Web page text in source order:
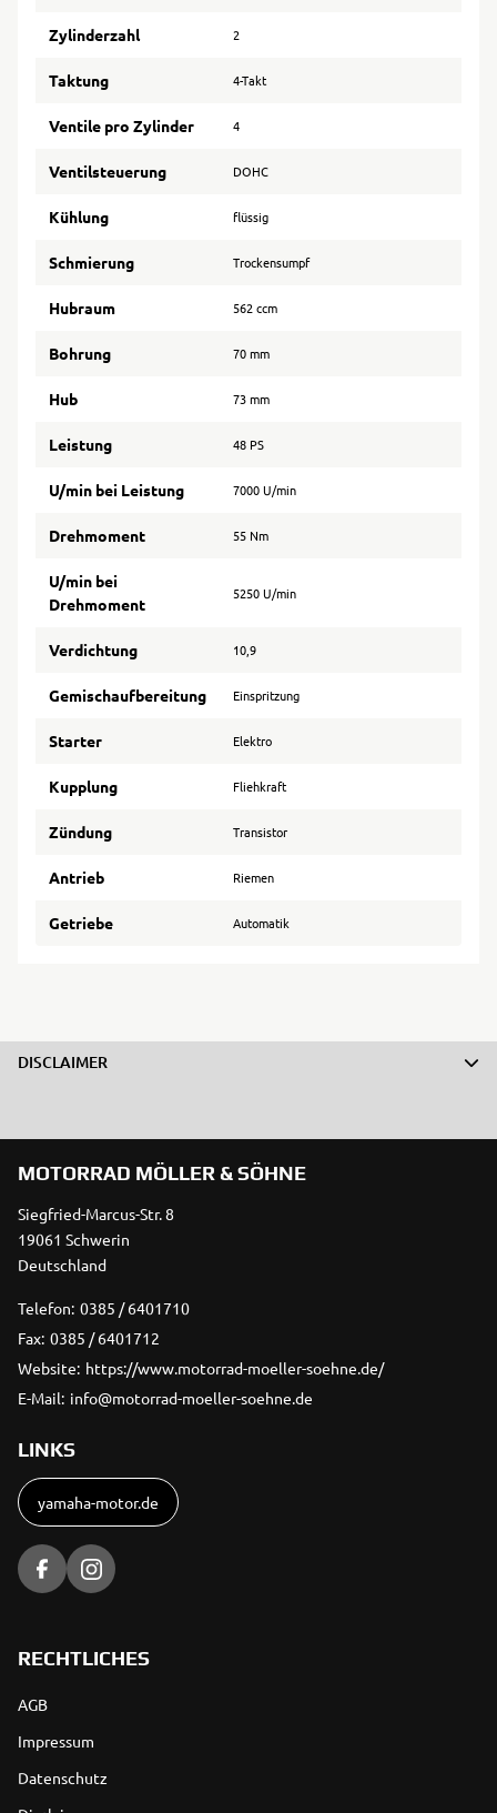
Zylinderzahl 2
Taktung 4-Takt
Ventile pro Zylinder 4
Ventilsteuerung DOHC
Kühlung flüssig
Schmierung Trockensumpf
Hubraum 562 ccm
Bohrung 70 mm
Hub 73 mm
Leistung 48 PS
U/min bei Leistung 7000 U/min
Drehmoment 55 Nm
U/min bei
Drehmoment
5250 U/min
Verdichtung 10,9
Gemischaufbereitung Einspritzung
Starter Elektro
Kupplung Fliehkraft
Zündung Transistor
Antrieb Riemen
Getriebe Automatik
DISCLAIMER
MOTORRAD MÖLLER & SÖHNE
Siegfried-Marcus-Str. 8
19061 Schwerin
Deutschland
Telefon: 0385 / 6401710
Fax: 0385 / 6401712
Website: https://www.motorrad-moeller-soehne.de/
E-Mail: info@motorrad-moeller-soehne.de
LINKS
yamaha-motor.de
RECHTLICHES
AGB
Impressum
Datenschutz